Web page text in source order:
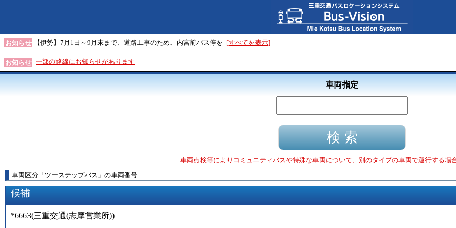
お知らせ 【伊勢】7月1日～9月末まで、道路工事のため、内宮前バス停を [すべてを表示]
お知らせ 一部の路線にお知らせがあります
車両指定
車両点検等によりコミュニティバスや特殊な車両について、別のタイプの車両で運行する場
車両区分 「 ツーステップバス 」 の車両番号
候補
*6663(三重交通(志摩営業所))